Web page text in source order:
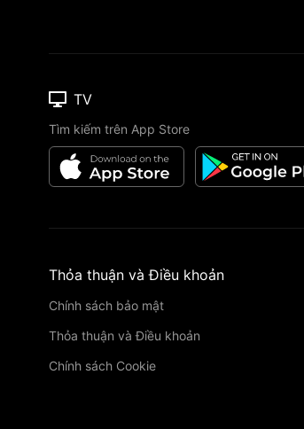
TV
Tìm kiếm trên App Store
Thỏa thuận và Điều khoản
Chính sách bảo mật
Thỏa thuận và Điều khoản
Chính sách Cookie